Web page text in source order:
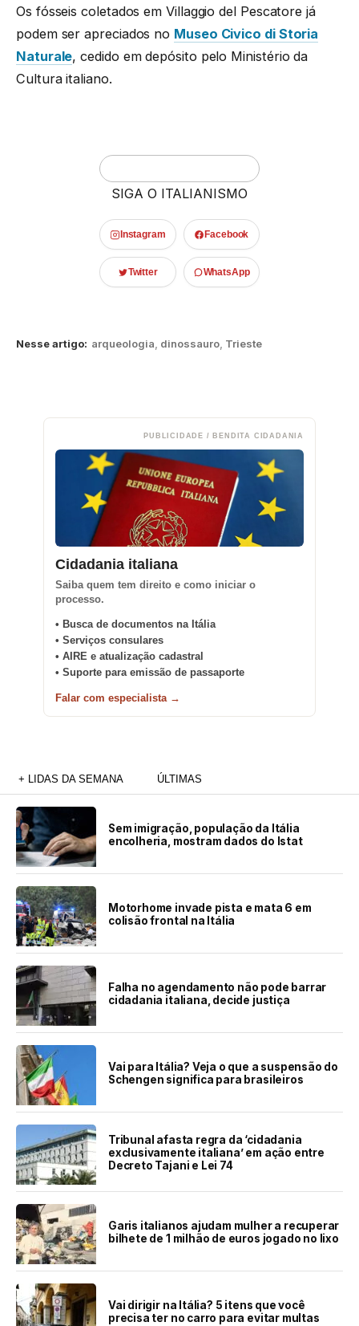
Os fósseis coletados em Villaggio del Pescatore já
podem ser apreciados no Museo Civico di Storia
Naturale, cedido em depósito pelo Ministério da
Cultura italiano.
SIGA O ITALIANISMO
Instagram Facebook
Twitter WhatsApp
Nesse artigo: arqueologia dinossauro Trieste
PUBLICIDADE / BENDITA CIDADANIA
Cidadania italiana
Saiba quem tem direito e como iniciar o
processo.
• Busca de documentos na Itália
• Serviços consulares
• AIRE e atualização cadastral
• Suporte para emissão de passaporte
Falar com especialista →
+ LIDAS DA SEMANA ÚLTIMAS
Sem imigração, população da Itália
encolheria, mostram dados do Istat
Motorhome invade pista e mata 6 em
colisão frontal na Itália
Falha no agendamento não pode barrar
cidadania italiana, decide justiça
Vai para Itália? Veja o que a suspensão do
Schengen significa para brasileiros
Tribunal afasta regra da ‘cidadania
exclusivamente italiana’ em ação entre
Decreto Tajani e Lei 74
Garis italianos ajudam mulher a recuperar
bilhete de 1 milhão de euros jogado no lixo
Vai dirigir na Itália? 5 itens que você
precisa ter no carro para evitar multas